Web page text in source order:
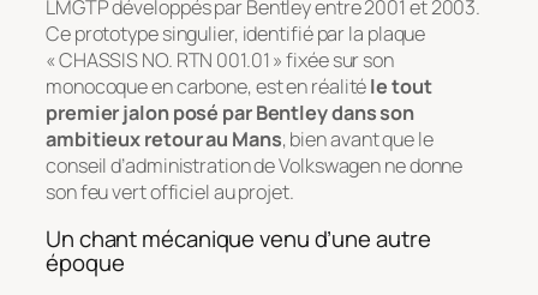
LMGTP développés par Bentley entre 2001 et 2003.
Ce prototype singulier, identifié par la plaque
« CHASSIS NO. RTN 001.01 » fixée sur son
monocoque en carbone, est en réalitéle tout
premier jalon posé par Bentley dans son
ambitieux retour au Mans, bien avant que le
conseil d’administration de Volkswagen ne donne
son feu vert officiel au projet.
Un chant mécanique venu d’une autre
époque